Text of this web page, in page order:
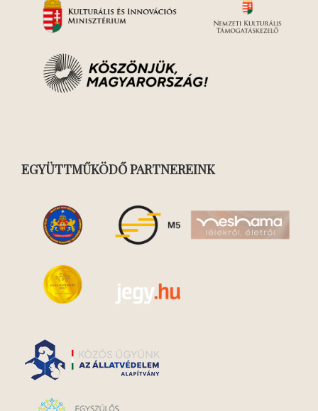
EGYÜTTMŰKÖDŐ PARTNEREINK